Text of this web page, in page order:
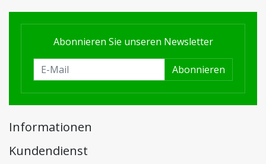
Abonnieren Sie unseren Newsletter
Abonnieren
Informationen
Kundendienst